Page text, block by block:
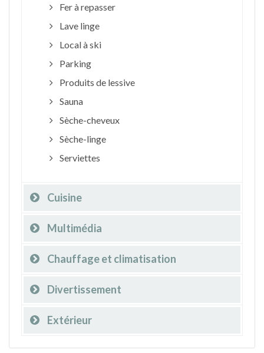
Fer à repasser
Lave linge
Local à ski
Parking
Produits de lessive
Sauna
Sèche-cheveux
Sèche-linge
Serviettes
Cuisine
Multimédia
Chauffage et climatisation
Divertissement
Extérieur